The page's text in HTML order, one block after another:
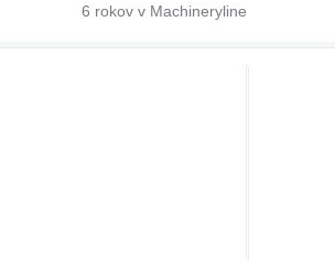
6 rokov v Machineryline